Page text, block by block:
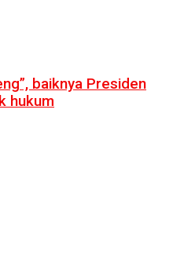
baiknya Presiden
hukum